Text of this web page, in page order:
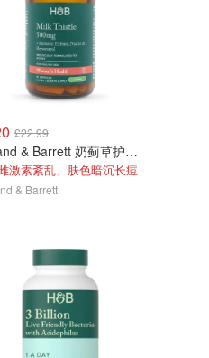
£22.99
Holland & Barrett 奶蓟草护肝片 女士版 60粒
激素紊乱、肤色暗沉长痘
& Barrett